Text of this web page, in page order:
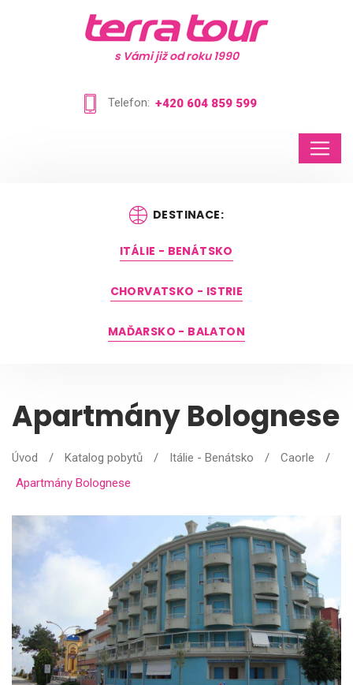
s Vámi již od roku 1990
Telefon: +420 604 859 599
DESTINACE:
ITÁLIE - BENÁTSKO
CHORVATSKO - ISTRIE
MAĎARSKO - BALATON
Apartmány Bolognese
Úvod / Katalog pobytů / Itálie - Benátsko / Caorle
/
Apartmány Bolognese